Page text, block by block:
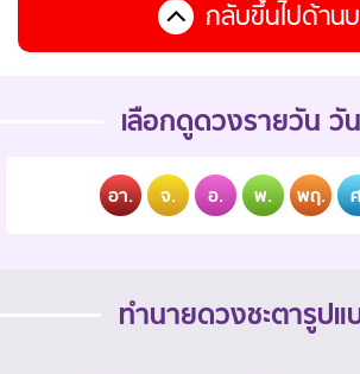
กลับขึ้นไปด้าน
เลือกดูดวงรายวัน วั
อา. จ. อ. พ. พฤ.
ทำนายดวงชะตารูปแ